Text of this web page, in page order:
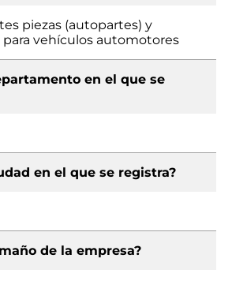
piezas (autopartes) y
para vehículos automotores
en el que se
en el que se registra?
de la empresa?